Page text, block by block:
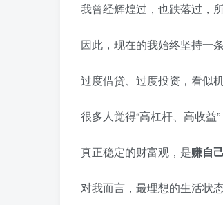
我曾经辉煌过，也跌落过，
因此，现在的我始终坚持一
过度借贷、过度投资，看似
很多人觉得“高杠杆、高收益
真正稳定的财富观，是赚自
对我而言，最理想的生活状